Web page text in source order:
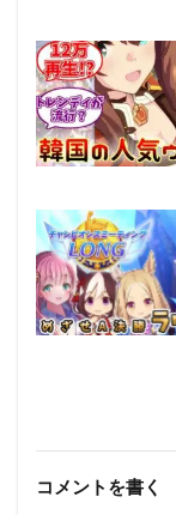
コメントを書く